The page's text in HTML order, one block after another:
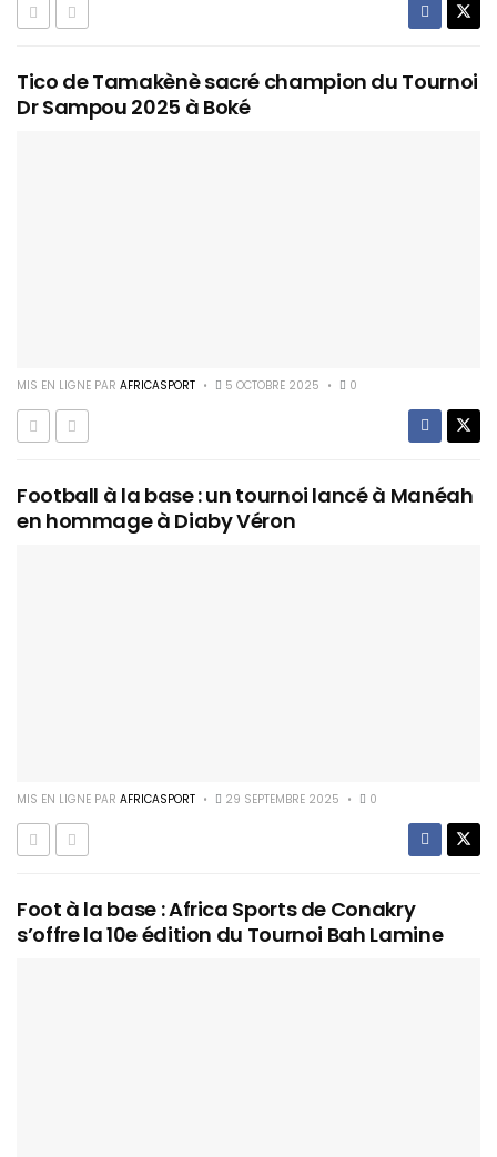
Tico de Tamakènè sacré champion du Tournoi
Dr Sampou 2025 à Boké
MIS EN LIGNE PAR AFRICASPORT 5 OCTOBRE 2025 0
Football à la base : un tournoi lancé à Manéah
en hommage à Diaby Véron
MIS EN LIGNE PAR AFRICASPORT 29 SEPTEMBRE 2025 0
Foot à la base : Africa Sports de Conakry
s’offre la 10e édition du Tournoi Bah Lamine